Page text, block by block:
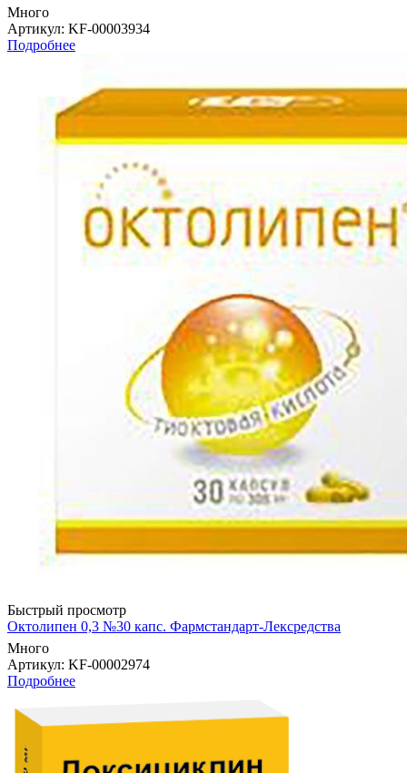
Много
Артикул: KF-00003934
Подробнее
Быстрый просмотр
Октолипен 0,3 №30 капс. Фармстандарт-Лексредства
Много
Артикул: KF-00002974
Подробнее